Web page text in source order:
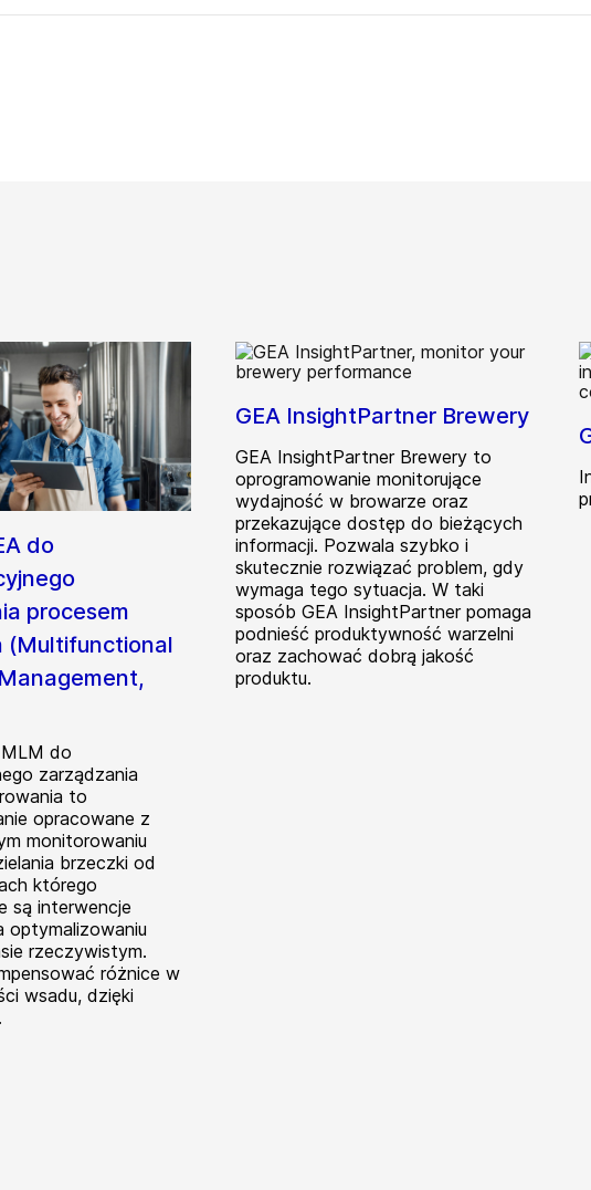
do
procesem
(Multifunctional
do
zarządzania
to
opracowane z
monitorowaniu
brzeczki od
którego
są interwencje
optymalizowaniu
rzeczywistym.
różnice w
wsadu, dzięki
GEA InsightPartner Brewery
GEA InsightPartner Brewery to
oprogramowanie monitorujące
wydajność w browarze oraz
przekazujące dostęp do bieżących
informacji. Pozwala szybko i
skutecznie rozwiązać problem, gdy
wymaga tego sytuacja. W taki
sposób GEA InsightPartner pomaga
podnieść produktywność warzelni
oraz zachować dobrą jakość
produktu.